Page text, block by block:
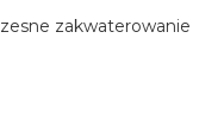
zakwaterowanie